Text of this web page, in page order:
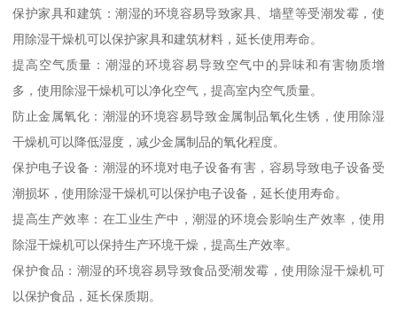
保护家具和建筑：潮湿的环境容易导致家具、墙壁等受潮发霉，使
用除湿干燥机可以保护家具和建筑材料，延长使用寿命。
提高空气质量：潮湿的环境容易导致空气中的异味和有害物质增
多，使用除湿干燥机可以净化空气，提高室内空气质量。
防止金属氧化：潮湿的环境容易导致金属制品氧化生锈，使用除湿
干燥机可以降低湿度，减少金属制品的氧化程度。
保护电子设备：潮湿的环境对电子设备有害，容易导致电子设备受
潮损坏，使用除湿干燥机可以保护电子设备，延长使用寿命。
提高生产效率：在工业生产中，潮湿的环境会影响生产效率，使用
除湿干燥机可以保持生产环境干燥，提高生产效率。
保护食品：潮湿的环境容易导致食品受潮发霉，使用除湿干燥机可
以保护食品，延长保质期。